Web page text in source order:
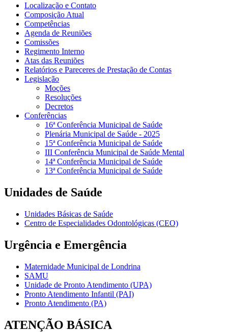
Localização e Contato
Composição Atual
Competências
Agenda de Reuniões
Comissões
Regimento Interno
Atas das Reuniões
Relatórios e Pareceres de Prestação de Contas
Legislação
Moções
Resoluções
Decretos
Conferências
16ª Conferência Municipal de Saúde
Plenária Municipal de Saúde - 2025
15ª Conferência Municipal de Saúde
III Conferência Municipal de Saúde Mental
14ª Conferência Municipal de Saúde
13ª Conferência Municipal de Saúde
Unidades de Saúde
Unidades Básicas de Saúde
Centro de Especialidades Odontológicas (CEO)
Urgência e Emergência
Maternidade Municipal de Londrina
SAMU
Unidade de Pronto Atendimento (UPA)
Pronto Atendimento Infantil (PAI)
Pronto Atendimento (PA)
ATENÇÃO BÁSICA